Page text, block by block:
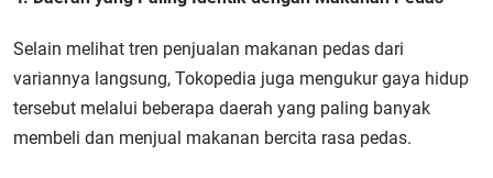
Selain melihat tren penjualan makanan pedas dari
variannya langsung, Tokopedia juga mengukur gaya hidup
tersebut melalui beberapa daerah yang paling banyak
membeli dan menjual makanan bercita rasa pedas.